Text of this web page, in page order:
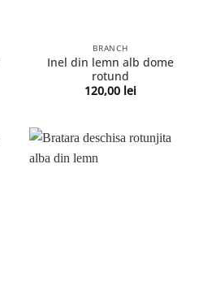
BRANCH
Inel din lemn alb dome
rotund
120,00 lei